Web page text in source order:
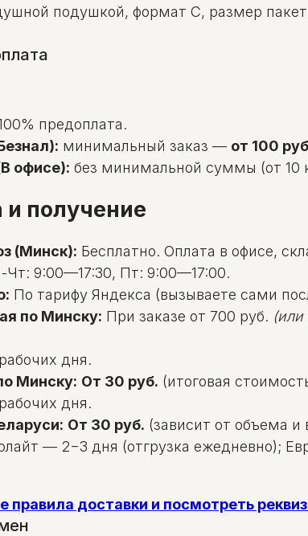
подушкой, формат C, размер
предоплата.
минимальный заказ — от 100
офисе): без минимальной суммы (от 10
и получение
(Минск): Бесплатно. Оплата в офисе,
9:00—17:30, Пт: 9:00—17:00.
По тарифу Яндекса (вызываете сами
по Минску: При заказе от 700 руб.
дня.
Минску: От 30 руб. (итоговая
дня.
От 30 руб. (зависит от объема и
— 2−3 дня (отгрузка ежедневно);
правила доставки и посмотреть